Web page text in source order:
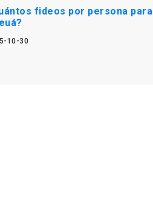
fideos por persona para
10-30